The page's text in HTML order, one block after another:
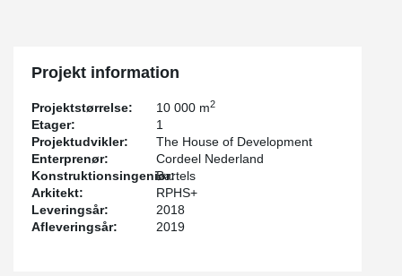
Projekt information
Projektstørrelse: 10 000 m2
Etager:
1
Projektudvikler:
The House of Development
Enterprenør:
Cordeel Nederland
Konstruktionsingeniør:Bartels
Arkitekt:
RPHS+
Leveringsår:
2018
Afleveringsår:
2019